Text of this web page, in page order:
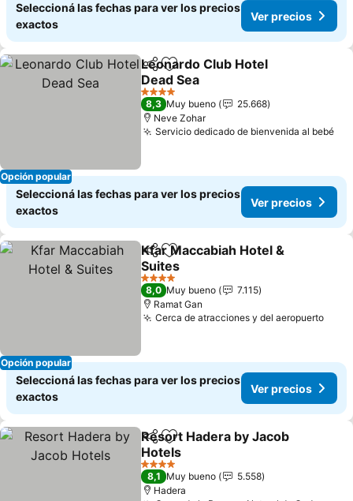
Seleccioná las fechas para ver los precios
exactos
Ver precios
Opción popular
CompartirAñadir a favoritos
Leonardo Club Hotel
Dead Sea
4 Estrellas
8,3 Muy bueno
25.668
Neve Zohar
Servicio dedicado de bienvenida al bebé
Seleccioná las fechas para ver los precios
exactos
Ver precios
Opción popular
CompartirAñadir a favoritos
Kfar Maccabiah Hotel &
Suites
4 Estrellas
8,0 Muy bueno
7.115
Ramat Gan
Cerca de atracciones y del aeropuerto
Seleccioná las fechas para ver los precios
exactos
Ver precios
CompartirAñadir a favoritos
Resort Hadera by Jacob
Hotels
4 Estrellas
8,1 Muy bueno
5.558
Hadera